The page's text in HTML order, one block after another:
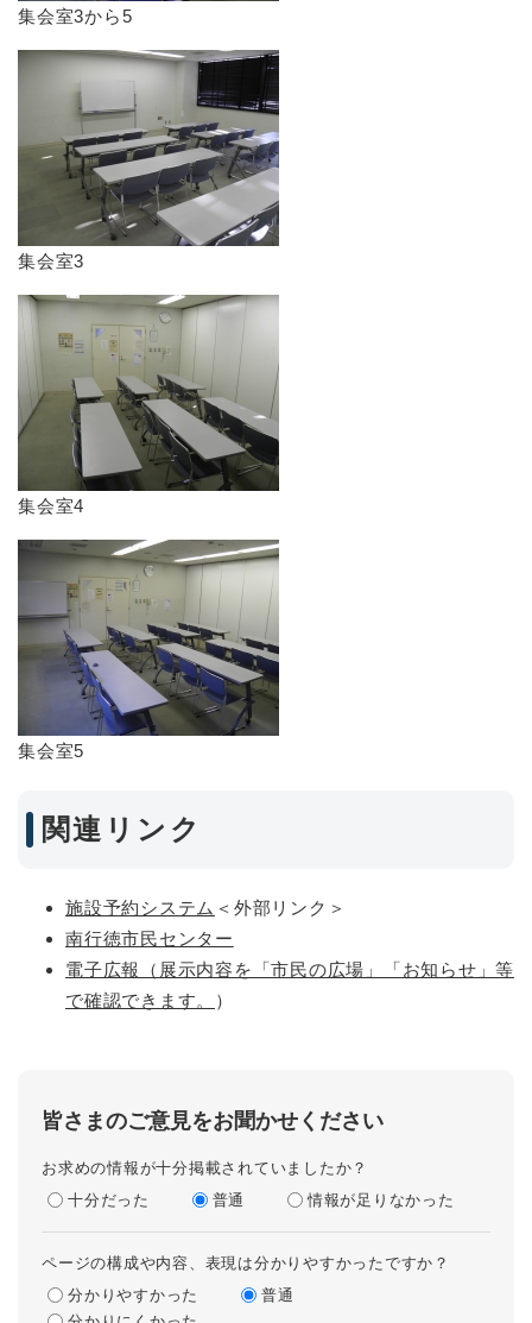
​集会室3から5
​集会室3
​集会室4
​集会室5
関連リンク
施設予約システム ＜外部リンク＞
南行徳市民センター
電子広報（展示内容を「市民の広場」「お知らせ」等
で確認できます。
）
皆さまのご意見をお聞かせください
お求めの情報が十分掲載されていましたか？
十分だった
普通 情報が足りなかった
ページの構成や内容、表現は分かりやすかったですか？
分かりやすかった
普通